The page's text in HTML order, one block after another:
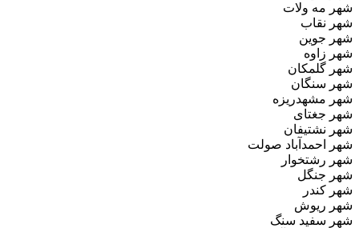
شهر مه ولات
شهر نقاب
شهر جوین
شهر زاوه
شهر گلمکان
شهر سنگان
شهر مشهدریزه
شهر جغتای
شهر نشتیفان
شهر احمدآباد صولت
شهر رشتخوار
شهر جنگل
شهر کندر
شهر ریوش
شهر سفید سنگ